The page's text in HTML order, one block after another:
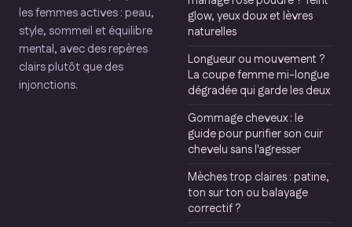
les femmes actives : peau,
style, sommeil et équilibre
mental, avec des repères
clairs plutôt que des
injonctions.
glow, yeux doux et lèvres
naturelles
Longueur ou mouvement ?
La coupe femme mi-longue
dégradée qui garde les deux
Gommage cheveux : le
guide pour purifier son cuir
chevelu sans l'agresser
Mèches trop claires : patine,
ton sur ton ou balayage
correctif ?